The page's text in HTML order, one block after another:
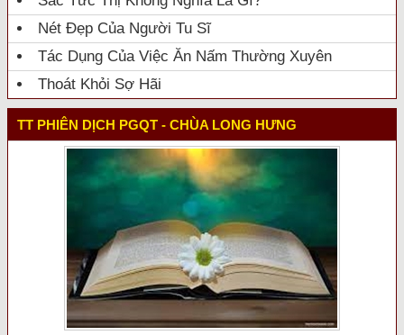
Nét Đẹp Của Người Tu Sĩ
Tác Dụng Của Việc Ăn Nấm Thường Xuyên
Thoát Khỏi Sợ Hãi
TT PHIÊN DỊCH PGQT - CHÙA LONG HƯNG